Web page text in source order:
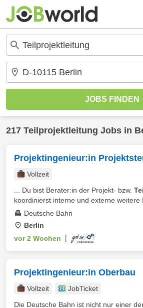
217 Teilprojektleitung Jobs in
Projektingenieur:in
Vollzeit
... Du bist Berater:in der Projekt- bzw.
koordinierst interne und externe weitere
Deutsche Bahn
Berlin
vor 2 Wochen
Projektingenieur:in Oberbau
Vollzeit
JobTicket
Die Deutsche Bahn ist nicht nur einer